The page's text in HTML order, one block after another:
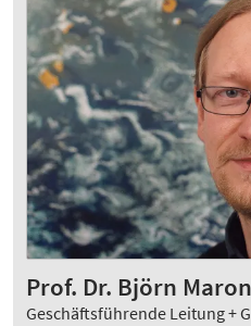
Prof. Dr. Björn
Geschäftsführende Leitung +